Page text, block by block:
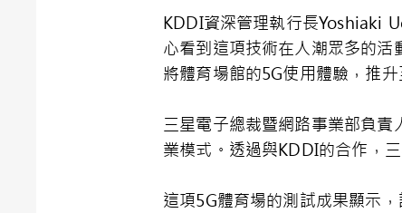
KDDI資深管理執行長Yoshiaki
心看到這項技術在人潮眾多的活
將體育場館的5G使用體驗，推升
三星電子總裁暨網路事業部負
業模式。透過與KDDI的合作，
這項5G體育場的測試成果顯示